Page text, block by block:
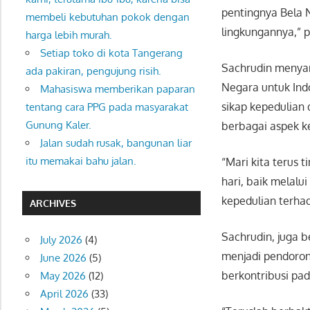
pentingnya Bela
lingkungannya,”
Sachrudin
Negara untuk
sikap kepedulian
berbagai aspek
“Mari kita terus
hari, baik
kepedulian
Sachrudin, juga
menjadi
berkontribusi
membeli kebutuhan pokok dengan
harga lebih murah.
Setiap toko di kota Tangerang
ada pakiran, pengujung risih.
Mahasiswa memberikan paparan
tentang cara PPG pada masyarakat
Gunung Kaler.
Jalan sudah rusak, bangunan liar
itu memakai bahu jalan.
ARCHIVES
July 2026 (4)
June 2026 (5)
May 2026 (12)
April 2026 (33)